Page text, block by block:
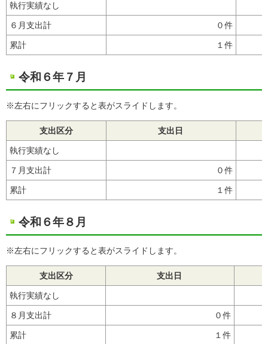
執行実績なし
６月支出計 ０件
累計 １件
令和６年７月
※左右にフリックすると表がスライドします。
支出区分 支出日
執行実績なし
７月支出計 ０件
累計 １件
令和６年８月
※左右にフリックすると表がスライドします。
支出区分 支出日
執行実績なし
８月支出計 ０件
累計 １件